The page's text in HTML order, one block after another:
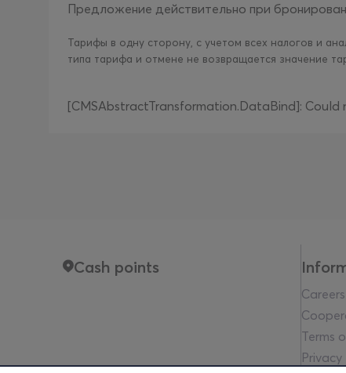
Предложение действительно при
Тарифы в одну сторону, с учетом всех налогов и
типа тарифа и отмене не возвращается значение
[CMSAbstractTransformation.DataBind]: Could
Cash points
Careers
Terms